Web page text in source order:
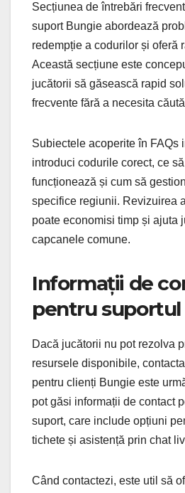
Secțiunea de întrebări
suport Bungie abordează
redempție a codurilor și oferă
Această secțiune este
jucătorii să găsească rapid
frecvente fără a necesita
Subiectele acoperite în FAQs
introduci codurile corect, ce
funcționează și cum să
specifice regiunii. Revizuirea
poate economisi timp și ajuta
capcanele comune.
Informații de
pentru
Dacă jucătorii nu pot rezolva
resursele disponibile,
pentru clienți Bungie este
pot găsi informații de contact
suport, care include opțiuni
tichete și asistență prin chat
Când contactezi, este util să